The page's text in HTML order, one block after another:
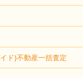
ド)不動産一括査定